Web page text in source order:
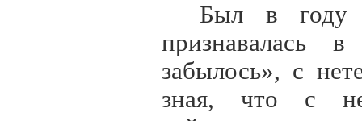
Был в году
забылось», с
зная, что с